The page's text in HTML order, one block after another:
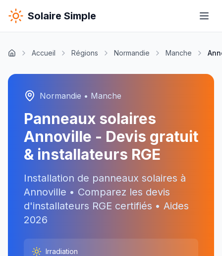
Solaire Simple
Accueil Régions Normandie Manche
Normandie • Manche
Panneaux solaires
Annoville - Devis gratuit
& installateurs RGE
Installation de panneaux solaires à
Annoville • Comparez les devis
d'installateurs RGE certifiés • Aides
2026
Irradiation